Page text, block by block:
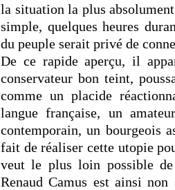
la situation la plus
simple, quelques heures
du peuple serait privé de
De ce rapide aperçu, il
conservateur bon teint,
comme un placide
langue française, un
contemporain, un bourgeois
fait de réaliser cette utopie
veut le plus loin possible
Renaud Camus est ainsi